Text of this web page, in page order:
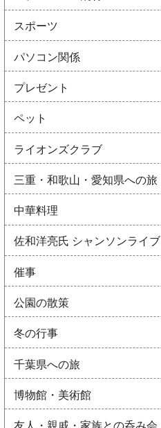
スポーツ
パソコン関係
プレゼント
ペット
ライオンズクラブ
三重・和歌山・愛知県への旅
中華料理
佐和洋亮氏 シャンソンライブ
催事
公園の散策
冬の行事
千葉県への旅
博物館・美術館
友人・親戚・家族との呑み会